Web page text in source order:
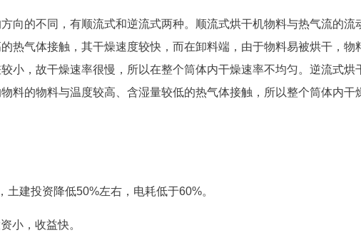
向的不同，有顺流式和逆流式两种。顺流式烘干机物料与热气流的流
热气体接触，其干燥速度较快，而在卸料端，由于物料易被烘干，物
小，故干燥速率很慢，所以在整个筒体内干燥速率不均匀。逆流式烘
料的物料与温度较高、含湿量较低的热气体接触，所以整个筒体内干
建投资降低50%左右，电耗低于60%。
小，收益快。